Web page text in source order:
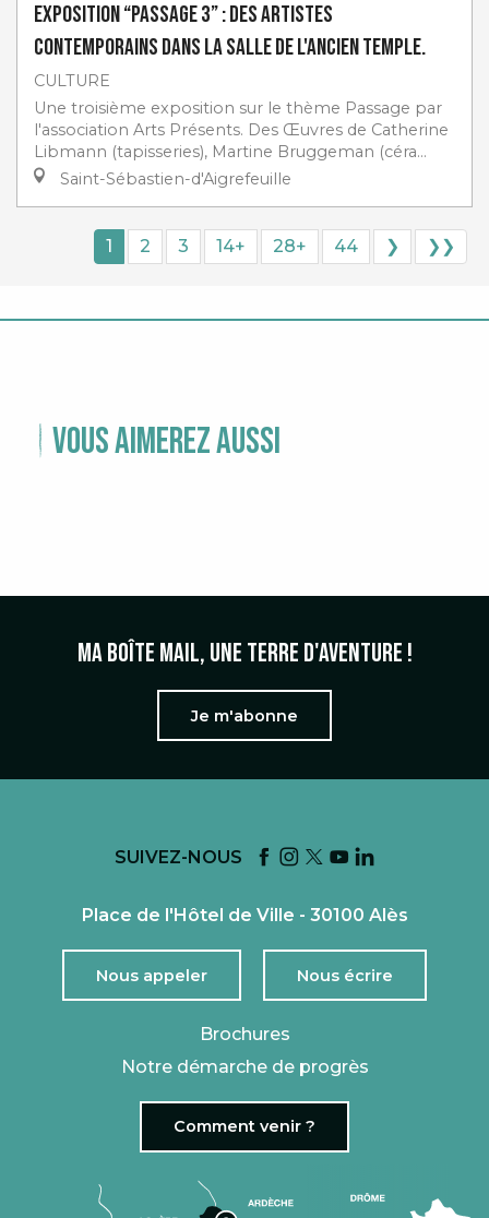
Exposition “Passage 3” : des artistes
contemporains dans la salle de l'ancien Temple.
CULTURE
Une troisième exposition sur le thème Passage par
l'association Arts Présents. Des Œuvres de Catherine
Libmann (tapisseries), Martine Bruggeman (céra...
Saint-Sébastien-d'Aigrefeuille
1 2 3 14+ 28+ 44 ❯ ❯❯
Vous aimerez aussi
Ma boîte mail, une terre d'aventure !
Je m'abonne
SUIVEZ-NOUS
Place de l'Hôtel de Ville - 30100 Alès
Nous appeler Nous écrire
Brochures
Notre démarche de progrès
Comment venir ?